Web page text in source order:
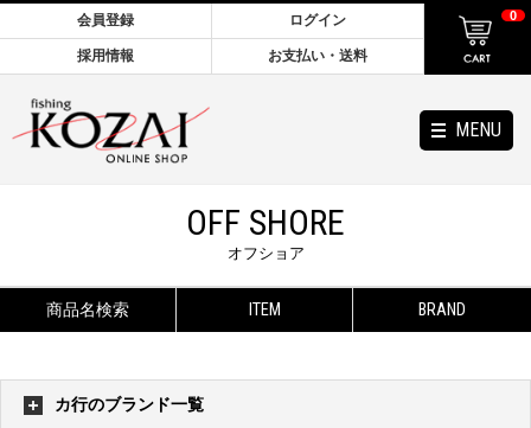
MENU
会員登録 ログイン
採用情報 お支払い・送料
0
OFF SHORE
オフショア
商品名検索 ITEM BRAND
カ行のブランド一覧